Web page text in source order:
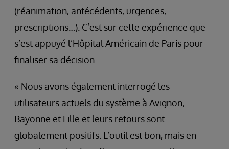
(réanimation, antécédents, urgences,
prescriptions…). C’est sur cette expérience que
s’est appuyé l’Hôpital Américain de Paris pour
finaliser sa décision.
« Nous avons également interrogé les
utilisateurs actuels du système à Avignon,
Bayonne et Lille et leurs retours sont
globalement positifs. L’outil est bon, mais en